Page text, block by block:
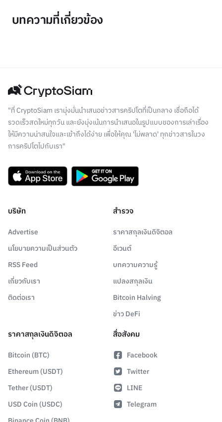
บทความที่เกี่ยวข้อง
"ที่ CryptoSiam เรามุ่งมั่นนำเสนอข่าวสารคริปโตที่เป็นกลาง เชื่อถือได้
รวดเร็วสดใหม่ทุกวัน และยังมุ่งเน้นการนำเสนอในรูปแบบของการเล่าเรื่อง
ให้มีความน่าสนใจและเข้าถึงได้ง่าย เพื่อให้คุณ 'ไม่พลาด' ทุกข่าวสารในวง
การคริปโตไปกับเรา"
บริษัท
Advertise
นโยบายความเป็นส่วนตัว
RSS Feed
เกี่ยวกับเรา
ติดต่อเรา
สำรวจ
ราคาสกุลเงินดิจิตอล
อีเวนต์
บทความความรู้
แปลงสกุลเงิน
Bitcoin Halving
ข่าว DeFi
ราคาสกุลเงินดิจิตอล
Bitcoin (BTC)
Ethereum (USDT)
Tether (USDT)
USD Coin (USDC)
สื่อสังคม
Facebook
Twitter
LINE
Telegram